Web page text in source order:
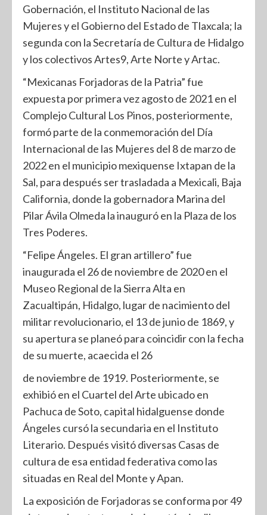
Gobernación, el Instituto Nacional de las
Mujeres y el Gobierno del Estado de Tlaxcala; la
segunda con la Secretaría de Cultura de Hidalgo
y los colectivos Artes9, Arte Norte y Artac.
“Mexicanas Forjadoras de la Patria” fue
expuesta por primera vez agosto de 2021 en el
Complejo Cultural Los Pinos, posteriormente,
formó parte de la conmemoración del Día
Internacional de las Mujeres del 8 de marzo de
2022 en el municipio mexiquense Ixtapan de la
Sal, para después ser trasladada a Mexicali, Baja
California, donde la gobernadora Marina del
Pilar Ávila Olmeda la inauguró en la Plaza de los
Tres Poderes.
“Felipe Ángeles. El gran artillero” fue
inaugurada el 26 de noviembre de 2020 en el
Museo Regional de la Sierra Alta en
Zacualtipán, Hidalgo, lugar de nacimiento del
militar revolucionario, el 13 de junio de 1869, y
su apertura se planeó para coincidir con la fecha
de su muerte, acaecida el 26
de noviembre de 1919. Posteriormente, se
exhibió en el Cuartel del Arte ubicado en
Pachuca de Soto, capital hidalguense donde
Ángeles cursó la secundaria en el Instituto
Literario. Después visitó diversas Casas de
cultura de esa entidad federativa como las
situadas en Real del Monte y Apan.
La exposición de Forjadoras se conforma por 49